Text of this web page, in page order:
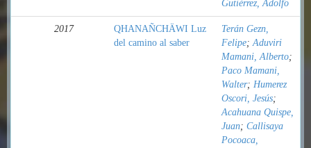
Gutiérrez, Adolfo
2017
QHANAÑCHÄWI Luz
del camino al saber
Terán Gezn,
Felipe;Aduviri
Mamani, Alberto;
Paco Mamani,
Walter; Humerez
Oscori, Jesús;
Acahuana Quispe,
Juan; Callisaya
Pocoaca,